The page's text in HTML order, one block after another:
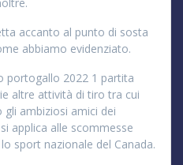
accanto al punto di sosta
abbiamo evidenziato.
portogallo 2022 1 partita
altre attività di tiro tra cui
ambiziosi amici dei
applica alle scommesse
sport nazionale del Canada.